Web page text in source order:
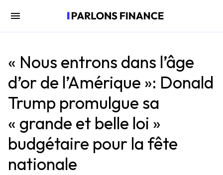
« Nous entrons dans l’âge
d’or de l’Amérique »: Donald
Trump promulgue sa
« grande et belle loi »
budgétaire pour la fête
nationale